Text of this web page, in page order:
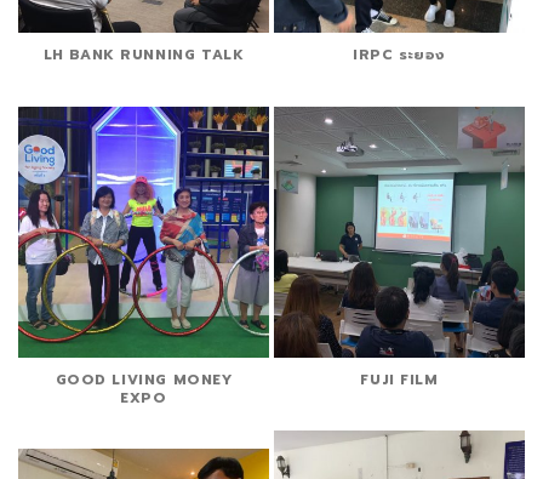
LH BANK RUNNING TALK IRPC ระยอง
GOOD LIVING MONEY
EXPO
FUJI FILM